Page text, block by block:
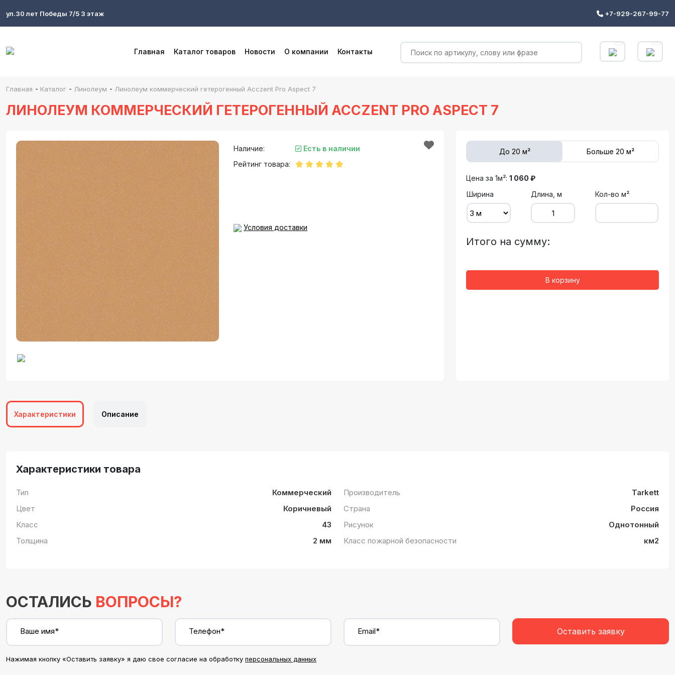
ул.30 лет Победы 7/5 3 этаж +7-929-267-99-77
Главная Каталог товаров Новости О компании Контакты
Главная - Каталог - Линолеум - Линолеум коммерческий гетерогенный Acczent Pro Aspect 7
ЛИНОЛЕУМ КОММЕРЧЕСКИЙ ГЕТЕРОГЕННЫЙ ACCZENT PRO ASPECT 7
Наличие:
Есть в наличии
Рейтинг товара:
Условия доставки
До 20 м² Больше 20 м²
Цена за 1м²: 1 060 ₽
Ширина
Длина, м Кол-во м²
Итого на сумму:
В корзину
Характеристики Описание
Характеристики товара
Тип
Коммерческий
Цвет
Коричневый
Класс
43
Толщина
2 мм
Производитель
Tarkett
Страна
Россия
Рисунок
Однотонный
Класс пожарной безопасности
км2
ОСТАЛИСЬ ВОПРОСЫ?
Ваше имя* Телефон* Email* Оставить заявку
Нажимая кнопку «Оставить заявку» я даю свое согласие на обработку персональных данных